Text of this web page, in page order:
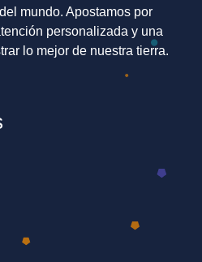
mundo. Apostamos por
personalizada y una
lo mejor de nuestra tierra.